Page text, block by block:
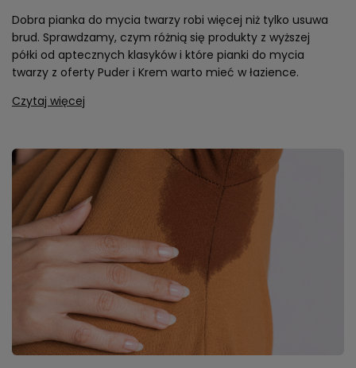
Dobra pianka do mycia twarzy robi więcej niż tylko usuwa
brud. Sprawdzamy, czym różnią się produkty z wyższej
półki od aptecznych klasyków i które pianki do mycia
twarzy z oferty Puder i Krem warto mieć w łazience.
Czytaj więcej